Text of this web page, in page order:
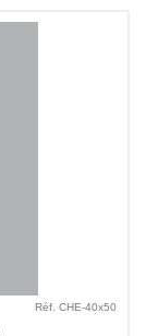
Réf. CHE-40x50